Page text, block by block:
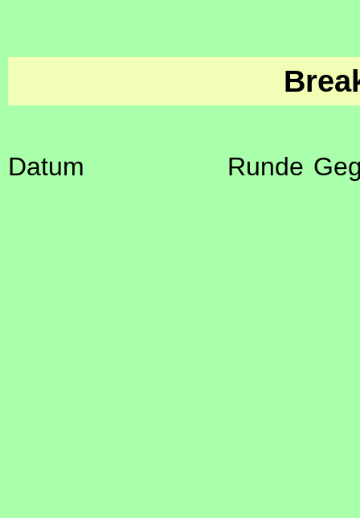
Datum Runde